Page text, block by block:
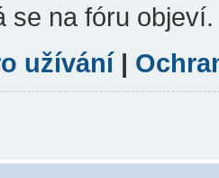
se na fóru objeví.
užívání|